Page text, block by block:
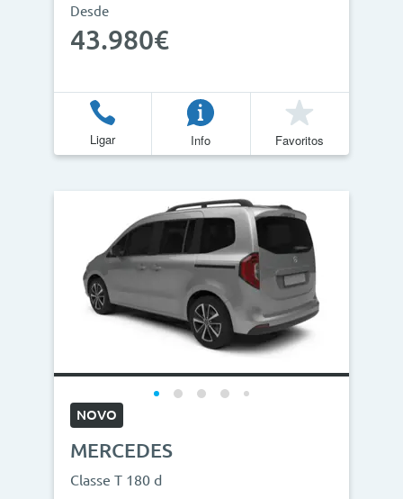
Desde
43.980€
Ligar Info Favoritos
NOVO
MERCEDES
Classe T 180 d